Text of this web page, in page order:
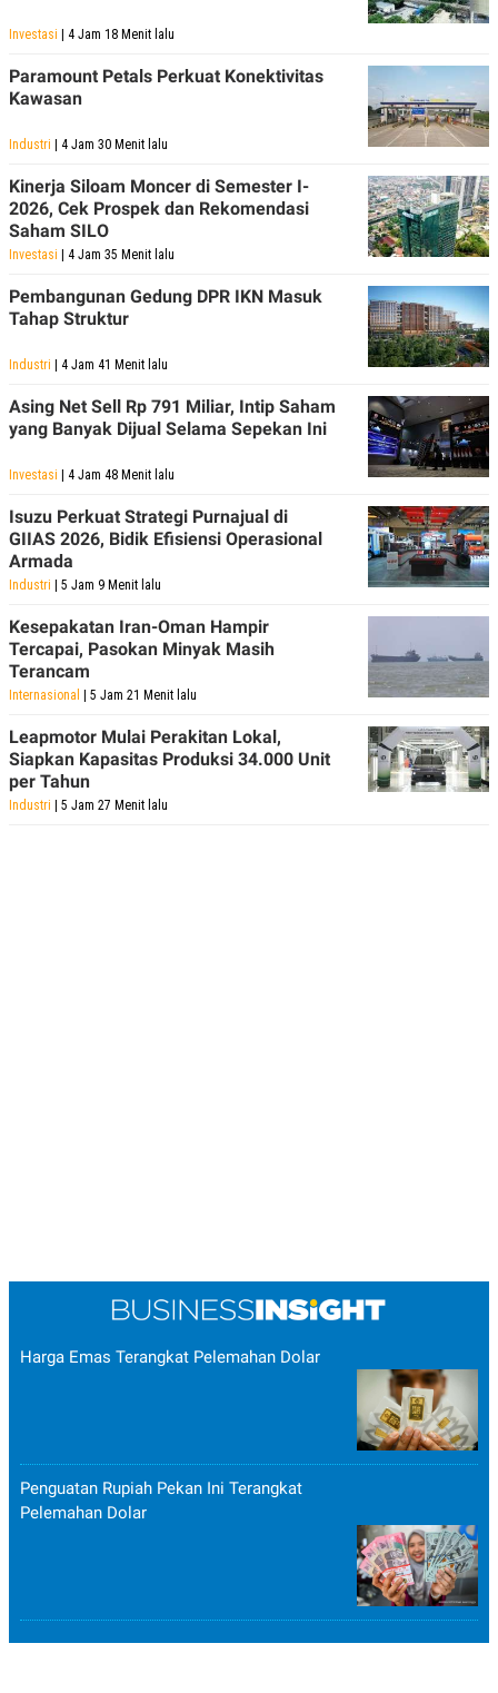
Investasi | 4 Jam 18 Menit lalu
Paramount Petals Perkuat Konektivitas
Kawasan
Industri | 4 Jam 30 Menit lalu
Kinerja Siloam Moncer di Semester I-
2026, Cek Prospek dan Rekomendasi
Saham SILO
Investasi | 4 Jam 35 Menit lalu
Pembangunan Gedung DPR IKN Masuk
Tahap Struktur
Industri | 4 Jam 41 Menit lalu
Asing Net Sell Rp 791 Miliar, Intip Saham
yang Banyak Dijual Selama Sepekan Ini
Investasi | 4 Jam 48 Menit lalu
Isuzu Perkuat Strategi Purnajual di
GIIAS 2026, Bidik Efisiensi Operasional
Armada
Industri | 5 Jam 9 Menit lalu
Kesepakatan Iran-Oman Hampir
Tercapai, Pasokan Minyak Masih
Terancam
Internasional | 5 Jam 21 Menit lalu
Leapmotor Mulai Perakitan Lokal,
Siapkan Kapasitas Produksi 34.000 Unit
per Tahun
Industri | 5 Jam 27 Menit lalu
Harga Emas Terangkat Pelemahan Dolar
Penguatan Rupiah Pekan Ini Terangkat
Pelemahan Dolar